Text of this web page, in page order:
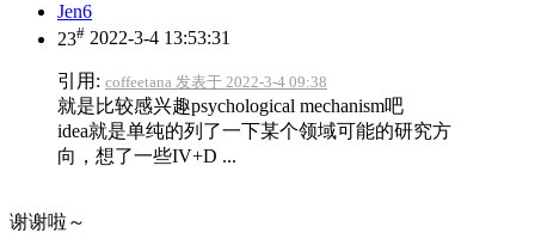
Jen6
23# 2022-3-4 13:53:31
引用: coffeetana 发表于 2022-3-4 09:38
就是比较感兴趣psychological mechanism吧
idea就是单纯的列了一下某个领域可能的研究方
向，想了一些IV+D ...
谢谢啦～